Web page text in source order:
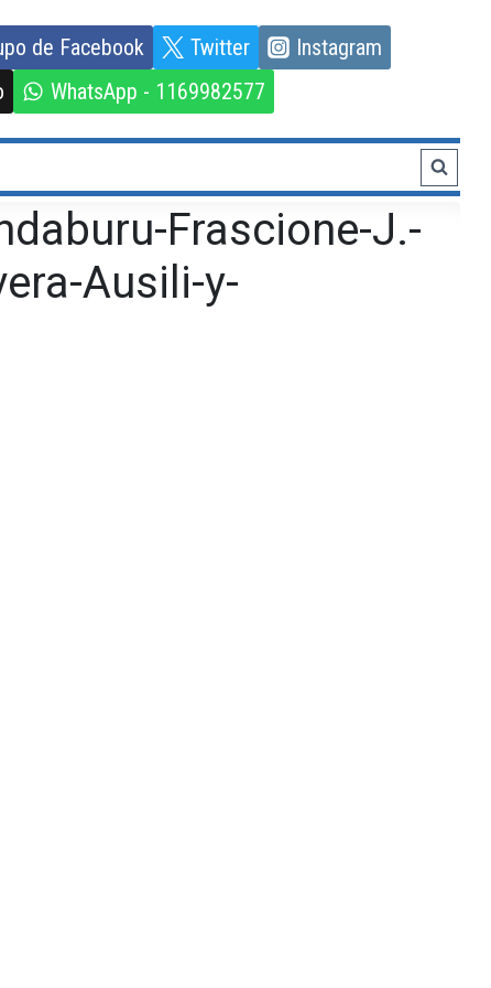
de Facebook Twitter
Instagram
WhatsApp - 1169982577
Frascione-J.-
Ausili-y-